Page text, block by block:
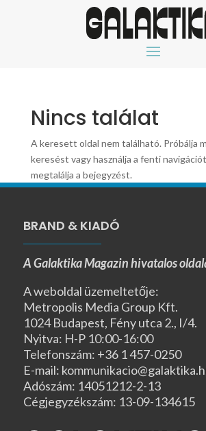
Nincs találat
A keresett oldal nem található. Próbálja
keresést vagy használja a fenti
megtalálja a bejegyzést.
BRAND & KIADÓ
A Galaktika Magazin hivatalos
A weboldal üzemeltetője:
Metropolis Media Group Kft.
1024 Budapest, Fény utca 2., I/4.
Nyitva: H-P 10:00-16:00
Telefonszám: +36 1 457-0250
E-mail:
Adószám: 14051212-2-13
Cégjegyzékszám: 13-09-134615